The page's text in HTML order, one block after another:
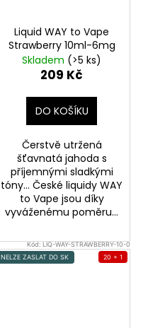
Liquid WAY to Vape
Strawberry 10ml-6mg
Skladem (>5 ks)
209 Kč
DO KOŠÍKU
Čerstvě utržená
šťavnatá jahoda s
příjemnými sladkými
tóny... České liquidy WAY
to Vape jsou díky
vyváženému poměru...
Kód:LIQ-WAY-STRAWBERRY-10-0
NELZE ZASLAT DO SK
20 + 1